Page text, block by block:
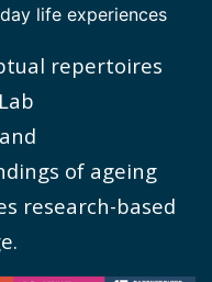
life experiences
repertoires
of ageing
research-based